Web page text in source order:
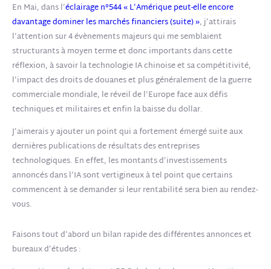
En Mai, dans l’éclairage n°544 « L’Amérique peut-elle encore
davantage dominer les marchés financiers (suite) », j’attirais
l’attention sur 4 évènements majeurs qui me semblaient
structurants à moyen terme et donc importants dans cette
réflexion, à savoir la technologie IA chinoise et sa compétitivité,
l’impact des droits de douanes et plus généralement de la guerre
commerciale mondiale, le réveil de l’Europe face aux défis
techniques et militaires et enfin la baisse du dollar.
J’aimerais y ajouter un point qui a fortement émergé suite aux
dernières publications de résultats des entreprises
technologiques. En effet, les montants d’investissements
annoncés dans l’IA sont vertigineux à tel point que certains
commencent à se demander si leur rentabilité sera bien au rendez-
vous.
Faisons tout d’abord un bilan rapide des différentes annonces et
bureaux d’études :